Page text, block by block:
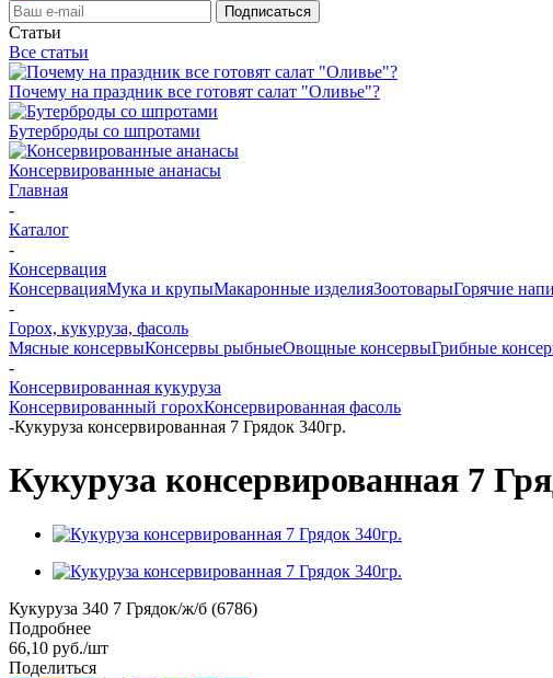
Статьи
Все статьи
Почему на праздник все готовят салат "Оливье"?
Бутерброды со шпротами
Консервированные ананасы
Главная
-
Каталог
-
Консервация
КонсервацияМука и крупыМакаронные изделияЗоотоварыГорячие
-
Горох, кукуруза, фасоль
Мясные консервыКонсервы рыбныеОвощные консервыГрибные
-
Консервированная кукуруза
Консервированный горохКонсервированная фасоль
-Кукуруза консервированная 7 Грядок 340гр.
Кукуруза консервированная 7
Кукуруза 340 7 Грядок/ж/б (6786)
Подробнее
66,10 руб./шт
Поделиться